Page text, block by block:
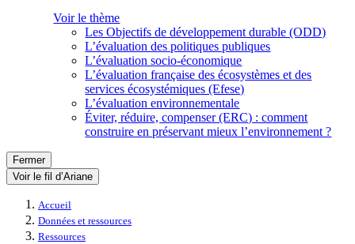
Voir le thème
Les Objectifs de développement durable (ODD)
L’évaluation des politiques publiques
L’évaluation socio-économique
L’évaluation française des écosystèmes et des
services écosystémiques (Efese)
L’évaluation environnementale
Éviter, réduire, compenser (ERC) : comment
construire en préservant mieux l’environnement ?
Fermer
Voir le fil d’Ariane
Accueil
Données et ressources
Ressources